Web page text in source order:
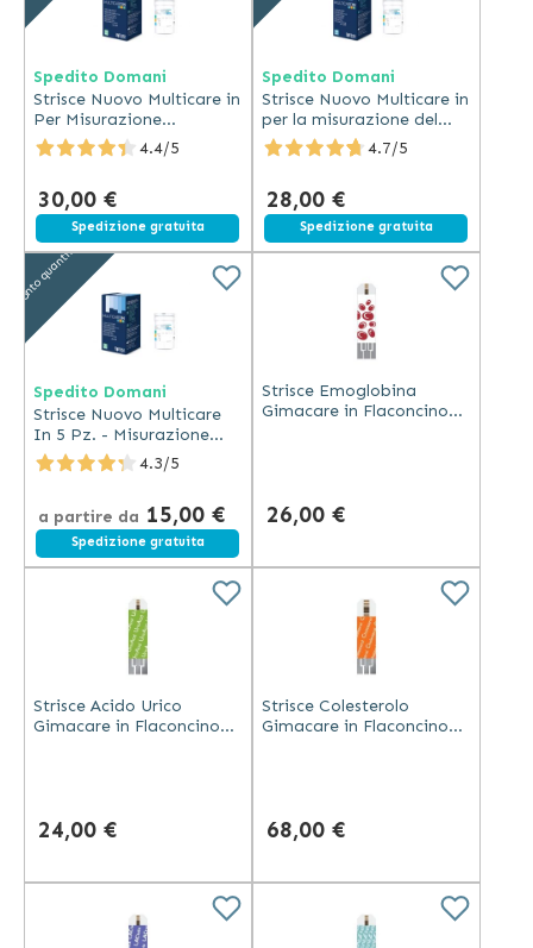
Spedito Domani
Strisce Nuovo Multicare in
Per Misurazione
Colesterolo 25 Pz.
4.4/5
30,00 €
Spedizione gratuita
Spedito Domani
Strisce Nuovo Multicare in
per la misurazione del
Glucosio 50 Pz.4.7/5
28,00 €
Spedizione gratuita
Sconto quantità
Spedito Domani
Strisce Nuovo Multicare
In 5 Pz. - Misurazione
Glucosio, Colesterolo,
Trigliceridi
4.3/5
a partire da 15,00 €
Spedizione gratuita
Strisce Emoglobina
Gimacare in Flaconcino
26,00 €
Strisce Acido Urico
Gimacare in Flaconcino
24,00 €
Strisce Colesterolo
Gimacare in Flaconcino
68,00 €